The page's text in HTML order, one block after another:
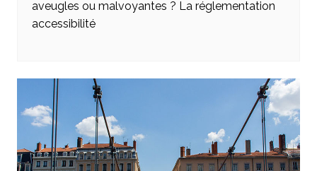
aveugles ou malvoyantes ? La réglementation
accessibilité